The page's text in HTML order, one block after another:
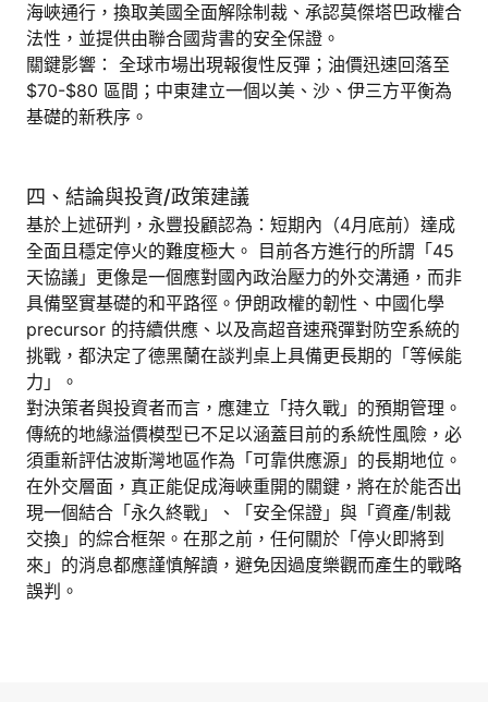
海峽通行，換取美國全面解除制裁、承認莫傑塔巴政權合
法性，並提供由聯合國背書的安全保證。
關鍵影響： 全球市場出現報復性反彈；油價迅速回落至
$70-$80 區間；中東建立一個以美、沙、伊三方平衡為
基礎的新秩序。
四、結論與投資/政策建議
基於上述研判，永豐投顧認為：短期內（4月底前）達成
全面且穩定停火的難度極大。 目前各方進行的所謂「45
天協議」更像是一個應對國內政治壓力的外交溝通，而非
具備堅實基礎的和平路徑。伊朗政權的韌性、中國化學
precursor 的持續供應、以及高超音速飛彈對防空系統的
挑戰，都決定了德黑蘭在談判桌上具備更長期的「等候能
力」。
對決策者與投資者而言，應建立「持久戰」的預期管理。
傳統的地緣溢價模型已不足以涵蓋目前的系統性風險，必
須重新評估波斯灣地區作為「可靠供應源」的長期地位。
在外交層面，真正能促成海峽重開的關鍵，將在於能否出
現一個結合「永久終戰」、「安全保證」與「資產/制裁
交換」的綜合框架。在那之前，任何關於「停火即將到
來」的消息都應謹慎解讀，避免因過度樂觀而產生的戰略
誤判。